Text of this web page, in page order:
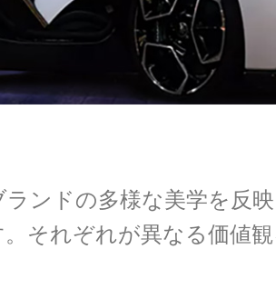
ンドの多様な美学を反
それぞれが異なる価値